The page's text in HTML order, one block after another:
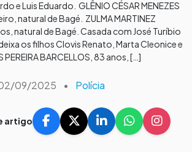
e Luis Eduardo. GLÊNIO CÉSAR MENEZES
natural de Bagé. ZULMA MARTINEZ
natural de Bagé. Casada com José Turíbio
os filhos Clovis Renato, Marta Cleonice e
PEREIRA BARCELLOS, 83 anos, […]
09/2025 • Polícia
artigo